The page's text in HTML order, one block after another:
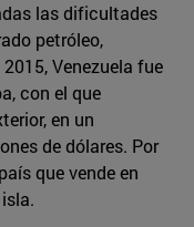
las dificultades
petróleo,
Venezuela fue
con el que
en un
de dólares. Por
que vende en